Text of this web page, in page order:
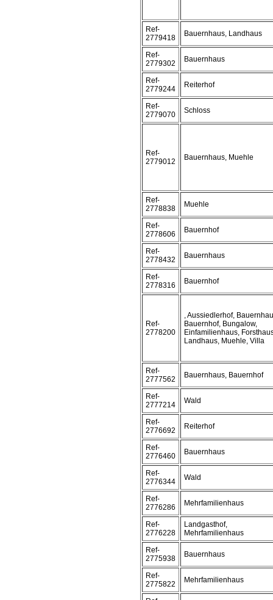
Ref-
2779418
Bauernhaus, Landhaus
Ref-
2779302
Bauernhaus
Ref-
2779244
Reiterhof
Ref-
2779070
Schloss
Ref-
2779012
Bauernhaus, Muehle
Ref-
2778838
Muehle
Ref-
2778606
Bauernhof
Ref-
2778432
Bauernhaus
Ref-
2778316
Bauernhof
Ref-
2778200
, Aussiedlerhof,
Bauernhof, Bungalow,
Einfamilienhaus,
Landhaus, Muehle, Villa
Ref-
2777562
Bauernhaus, Bauernhof
Ref-
2777214
Wald
Ref-
2776692
Reiterhof
Ref-
2776460
Bauernhaus
Ref-
2776344
Wald
Ref-
2776286
Mehrfamilienhaus
Ref-
2776228
Landgasthof,
Mehrfamilienhaus
Ref-
2775938
Bauernhaus
Ref-
2775822
Mehrfamilienhaus